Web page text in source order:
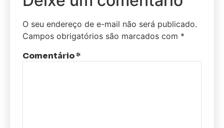
O seu endereço de e-mail não será publicado.
Campos obrigatórios são marcados com *
Comentário*